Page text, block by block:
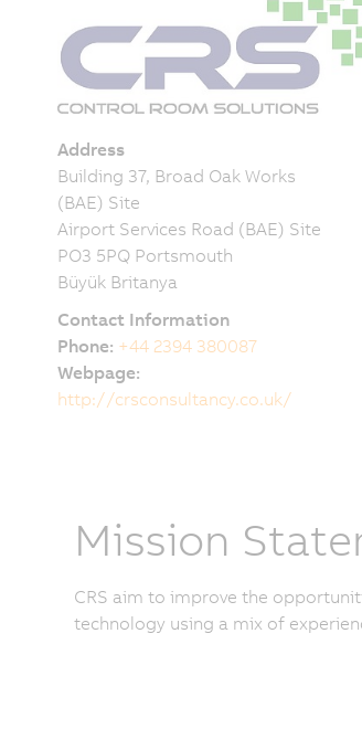
Address
Building 37, Broad Oak Works
(BAE) Site
Airport Services Road (BAE) Site
PO3 5PQ Portsmouth
Büyük Britanya
Contact Information
Phone: +44 2394 380087
Webpage:
http://crsconsultancy.co.uk/
Mission
CRS aim to improve the
technology using a mix of